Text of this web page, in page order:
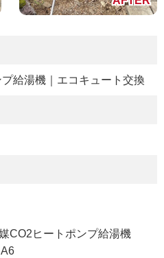
給湯機｜エコキュート交換
ヒートポンプ給湯機